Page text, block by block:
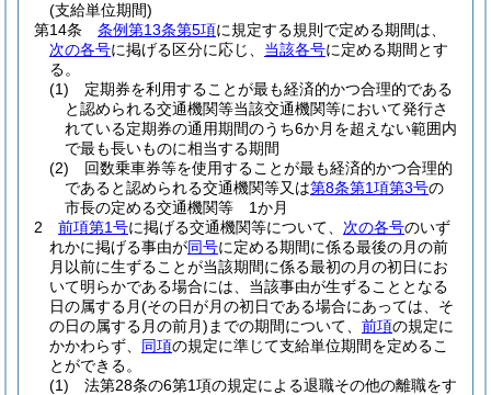
(支給単位期間)
第14条
条例第13条第5項に規定する規則で定める期間は、
次の各号に掲げる区分に応じ、 当該各号に定める期間とす
る。
(1)
定期券を利用することが最も経済的かつ合理的である
と認められる交通機関等当該交通機関等において発行さ
れている定期券の通用期間のうち6か月を超えない範囲内
で最も長いものに相当する期間
(2)
回数乗車券等を使用することが最も経済的かつ合理的
であると認められる交通機関等又は第8条第1項第3号の
市長の定める交通機関等 1か月
2
前項第1号に掲げる交通機関等について、 次の各号のいず
れかに掲げる事由が同号に定める期間に係る最後の月の前
月以前に生ずることが当該期間に係る最初の月の初日にお
いて明らかである場合には、当該事由が生ずることとなる
日の属する月(その日が月の初日である場合にあっては、そ
の日の属する月の前月) までの期間について、 前項の規定に
かかわらず、 同項の規定に準じて支給単位期間を定めるこ
とができる。
(1)
法第28条の6第1項の規定による退職その他の離職をす